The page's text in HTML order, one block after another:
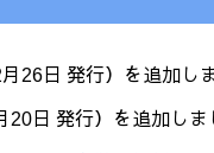
26日 発行）を追加しま
日 発行）を追加しま